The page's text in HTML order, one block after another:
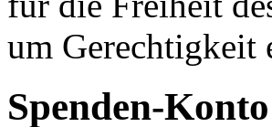
um Gerechtigkeit
Spenden-Konto